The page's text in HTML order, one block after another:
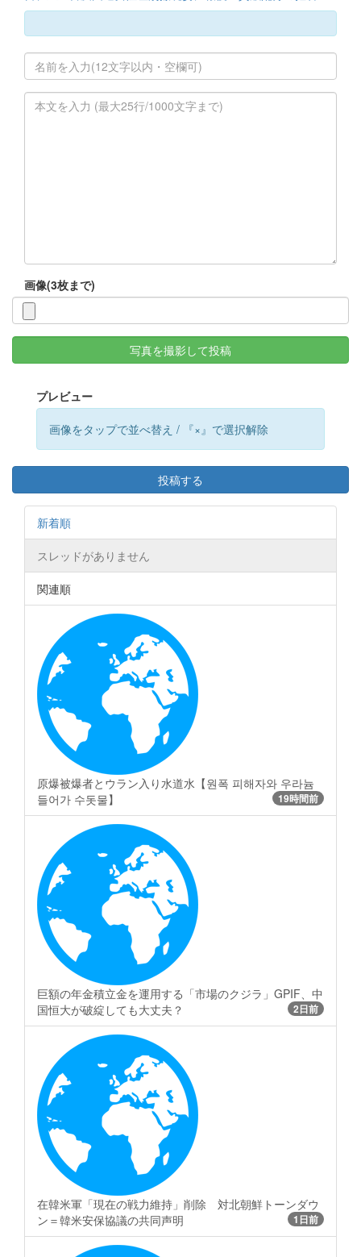
画像(3枚まで)
写真を撮影して投稿
プレビュー
画像をタップで並べ替え / 『×』で選択解除
投稿する
新着順
スレッドがありません
関連順
原爆被爆者とウラン入り水道水【원폭 피해자와 우라늄
들어가 수돗물】
19時間前
巨額の年金積立金を運用する「市場のクジラ」GPIF、中
国恒大が破綻しても大丈夫？
2日前
在韓米軍「現在の戦力維持」削除 対北朝鮮トーンダウ
ン＝韓米安保協議の共同声明
1日前